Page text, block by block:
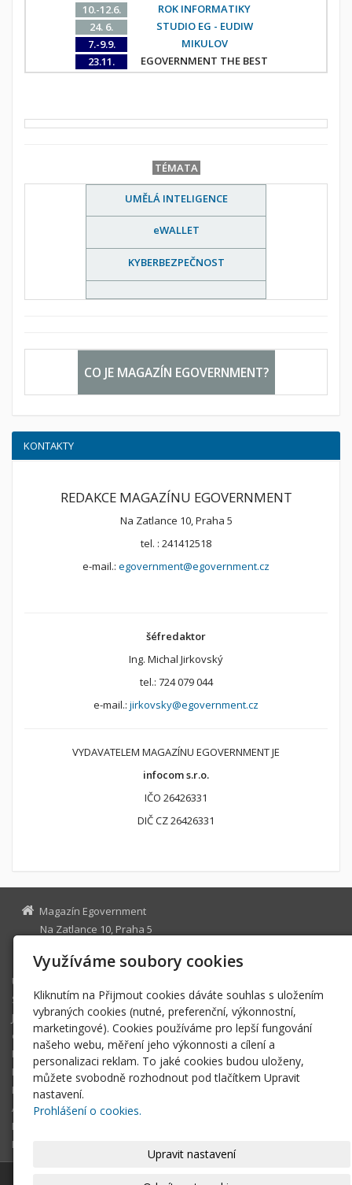
10.-12.6.
ROK INFORMATIKY
24. 6.
STUDIO EG - EUDIW
7.-9.9.
MIKULOV
23.11.
EGOVERNMENT THE BEST
TÉMATA
UMĚLÁ INTELIGENCE
eWALLET
KYBERBEZPEČNOST
CO JE MAGAZÍN EGOVERNMENT?
KONTAKTY
REDAKCE MAGAZÍNU EGOVERNMENT
Na Zatlance 10, Praha 5
tel. : 241412518
e-mail.: egovernment@egovernment.cz
šéfredaktor
Ing. Michal Jirkovský
tel.: 724 079 044
e-mail.: jirkovsky@egovernment.cz
VYDAVATELEM MAGAZÍNU EGOVERNMENT JE
infocom s.r.o.
IČO 26426331
DIČ CZ 26426331
Magazín Egovernment
Na Zatlance 10, Praha 5
egovernment@egovernment.cz
Úvodní stránka
STUDIO
JIHLAVA
eOSOBNOST
ROK INFORMATIKY
MIKULOV
EGOVERNMENT THE BEST
ARCHIV MAGAZÍNU
DOTAZ
REGISTRACE ČTENÁŘE
Využíváme soubory cookies
Kliknutím na Přijmout cookies dáváte souhlas s uložením
vybraných cookies (nutné, preferenční, výkonnostní,
marketingové). Cookies používáme pro lepší fungování
našeho webu, měření jeho výkonnosti a cílení a
personalizaci reklam. To jaké cookies budou uloženy,
můžete svobodně rozhodnout pod tlačítkem Upravit
nastavení.
Prohlášení o cookies.
Upravit nastavení